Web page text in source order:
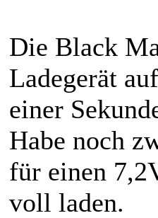
Die Black
Ladegerät
einer
Habe noch
für einen
voll laden.